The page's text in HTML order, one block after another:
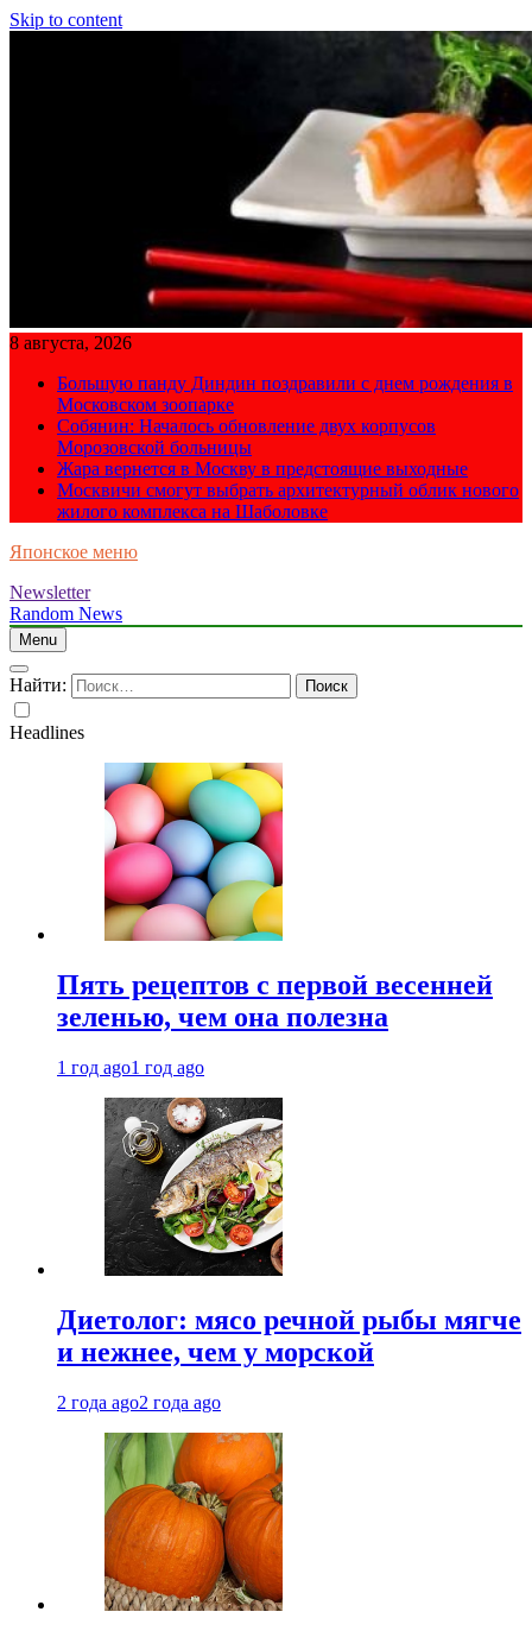
Skip to content
8 августа, 2026
Большую панду Диндин поздравили с днем рождения в
Московском зоопарке
Собянин: Началось обновление двух корпусов
Морозовской больницы
Жара вернется в Москву в предстоящие выходные
Москвичи смогут выбрать архитектурный облик нового
жилого комплекса на Шаболовке
Японское меню
Newsletter
Random News
Menu
Найти:
Headlines
Пять рецептов с первой весенней
зеленью, чем она полезна
1 год ago1 год ago
Диетолог: мясо речной рыбы мягче
и нежнее, чем у морской
2 года ago2 года ago